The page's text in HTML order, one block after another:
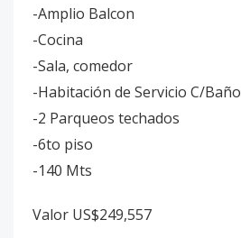
-Amplio Balcon
-Cocina
-Sala, comedor
-Habitación de Servicio C/Baño
-2 Parqueos techados
-6to piso
-140 Mts
Valor US$249,557